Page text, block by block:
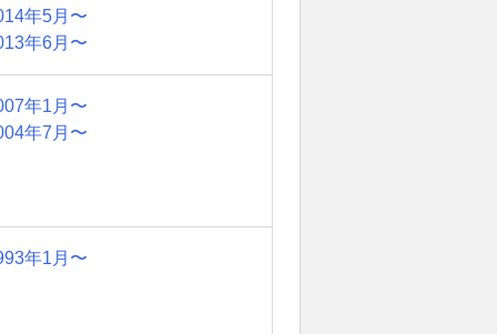
年5月〜
年6月〜
年1月〜
年7月〜
年1月〜